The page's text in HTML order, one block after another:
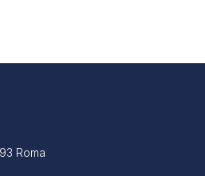
Roma